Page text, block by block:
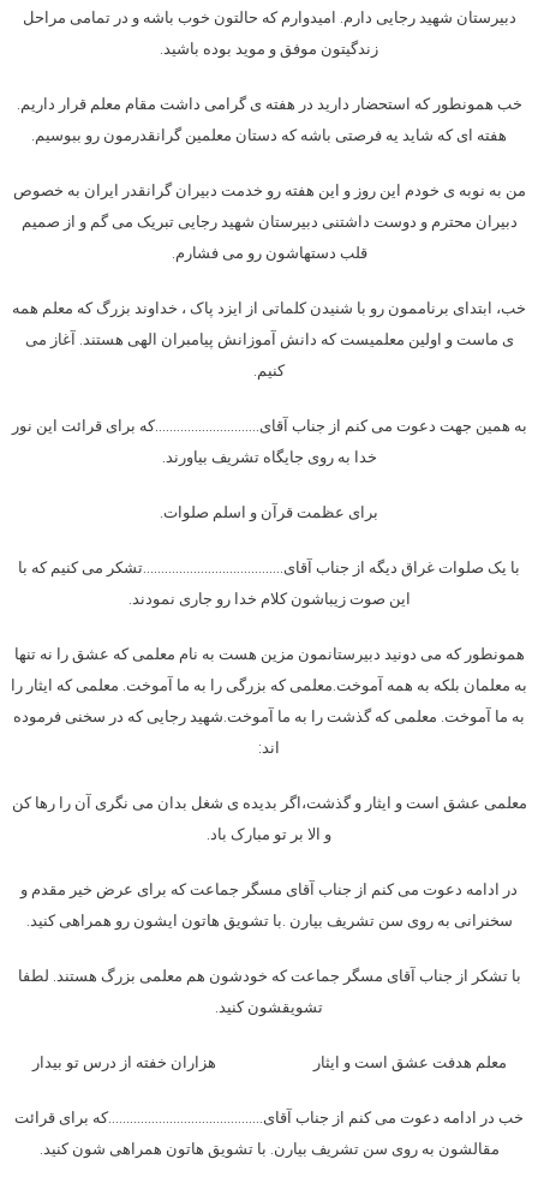
دبیرستان شهید رجایی دارم. امیدوارم که حالتون خوب باشه و در تمامی مراحل
زندگیتون موفق و موید بوده باشید.
خب همونطور که استحضار دارید در هفته ی گرامی داشت مقام معلم قرار داریم.
هفته ای که شاید یه فرصتی باشه که دستان معلمین گرانقدرمون رو ببوسیم.
من به نوبه ی خودم این روز و این هفته رو خدمت دبیران گرانقدر ایران به خصوص
دبیران محترم و دوست داشتنی دبیرستان شهید رجایی تبریک می گم و از صمیم
قلب دستهاشون رو می فشارم.
خب، ابتدای برناممون رو با شنیدن کلماتی از ایزد پاک ، خداوند بزرگ که معلم همه
ی ماست و اولین معلمیست که دانش آموزانش پیامبران الهی هستند. آغاز می
کنیم.
به همین جهت دعوت می کنم از جناب آقای………………………..که برای قرائت این نور
خدا به روی جایگاه تشریف بیاورند.
برای عظمت قرآن و اسلم صلوات.
با یک صلوات غراق دیگه از جناب آقای…………………………………تشکر می کنیم که با
این صوت زیباشون کلام خدا رو جاری نمودند.
همونطور که می دونید دبیرستانمون مزین هست به نام معلمی که عشق را نه تنها
به معلمان بلکه به همه آموخت.معلمی که بزرگی را به ما آموخت. معلمی که ایثار را
به ما آموخت. معلمی که گذشت را به ما آموخت.شهید رجایی که در سخنی فرموده
اند:
معلمی عشق است و ایثار و گذشت،اگر بدیده ی شغل بدان می نگری آن را رها کن
و الا بر تو مبارک باد.
در ادامه دعوت می کنم از جناب آقای مسگر جماعت که برای عرض خیر مقدم و
سخنرانی به روی سن تشریف بیارن .با تشویق هاتون ایشون رو همراهی کنید.
با تشکر از جناب آقای مسگر جماعت که خودشون هم معلمی بزرگ هستند. لطفا
تشویقشون کنید.
معلم هدفت عشق است و ایثار هزاران خفته از درس تو بیدار
خب در ادامه دعوت می کنم از جناب آقای…………………………………….که برای قرائت
مقالشون به روی سن تشریف بیارن. با تشویق هاتون همراهی شون کنید.